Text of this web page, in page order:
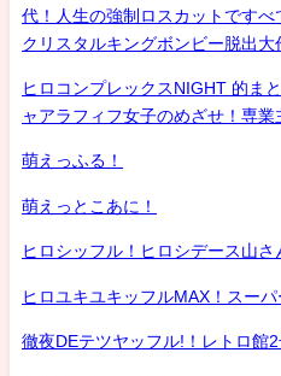
代！人生の強制ロスカットです
クリスタルキングボンビー脱出大
ヒロコンプレックスNIGHT 的ま
ャアラフィフ女子のめざせ！専
萌えっふる！
萌えっとこあに！
ヒロシッフル！ヒロシデース山さ
ヒロユキユキッフルMAX！スーパ
徹夜DEテツヤッフル!！レトロ館2